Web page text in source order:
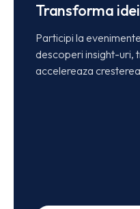
Transforma
Participi la
descoperi insight-uri,
accelereaza